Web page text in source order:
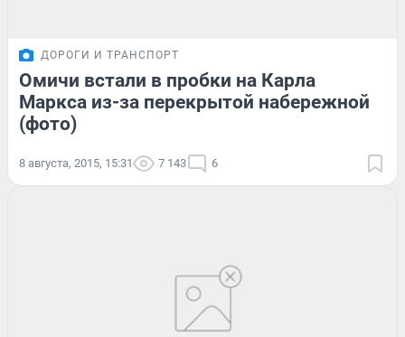
ДОРОГИ И ТРАНСПОРТ
Омичи встали в пробки на Карла
Маркса из-за перекрытой набережной
(фото)
8 августа, 2015, 15:31 7 143 6